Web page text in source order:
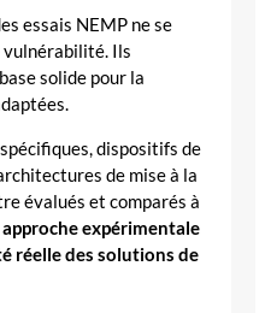
essais NEMP ne se
vulnérabilité. Ils
solide pour la
dispositifs de
de mise à la
évalués et comparés à
expérimentale
réelle des solutions de